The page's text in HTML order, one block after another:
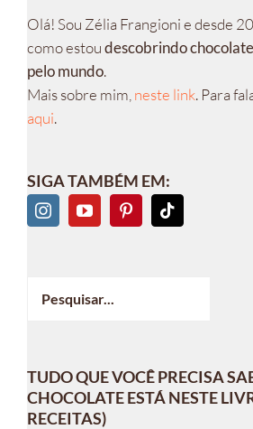
Olá! Sou Zélia Frangioni e desde
como estoudescobrindo
pelo mundo.
Mais sobre mim, neste link. Para
aqui.
SIGA TAMBÉM EM:
resultados
TUDO QUE VOCÊ PRECISA
CHOCOLATE ESTÁ NESTE
RECEITAS)